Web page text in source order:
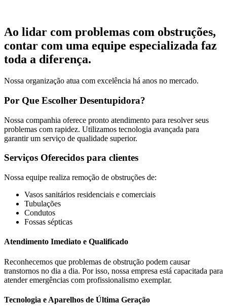
Ao lidar com problemas com obstruções,
contar com uma equipe especializada faz
toda a diferença.
Nossa organização atua com excelência há anos no mercado.
Por Que Escolher Desentupidora?
Nossa companhia oferece pronto atendimento para resolver seus
problemas com rapidez. Utilizamos tecnologia avançada para
garantir um serviço de qualidade superior.
Serviços Oferecidos para clientes
Nossa equipe realiza remoção de obstruções de:
Vasos sanitários residenciais e comerciais
Tubulações
Condutos
Fossas sépticas
Atendimento Imediato e Qualificado
Reconhecemos que problemas de obstrução podem causar
transtornos no dia a dia. Por isso, nossa empresa está capacitada para
atender emergências com profissionalismo exemplar.
Tecnologia e Aparelhos de Última Geração